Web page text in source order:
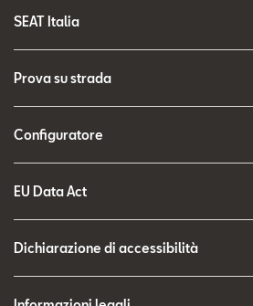
SEAT Italia
Prova su strada
Configuratore
EU Data Act
Dichiarazione di accessibilità